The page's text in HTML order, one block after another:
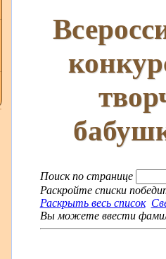
Поиск по странице
Раскройте списки
Раскрыть весь список
Вы можете ввести